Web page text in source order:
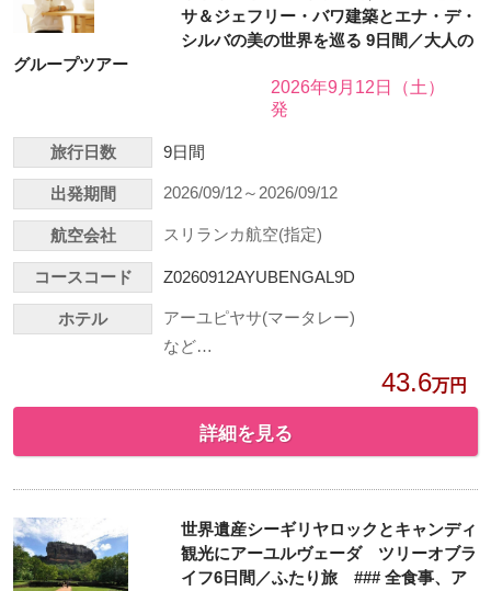
サ＆ジェフリー・バワ建築とエナ・デ・
シルバの美の世界を巡る 9日間／大人の
グループツアー
2026年9月12日（土）
発
旅行日数 9日間
出発期間 2026/09/12～2026/09/12
航空会社 スリランカ航空(指定)
コースコード Z0260912AYUBENGAL9D
ホテル
アーユピヤサ(マータレー)
など…
43.6万円
詳細を見る
世界遺産シーギリヤロックとキャンディ
観光にアーユルヴェーダ ツリーオブラ
イフ6日間／ふたり旅 ### 全食事、ア